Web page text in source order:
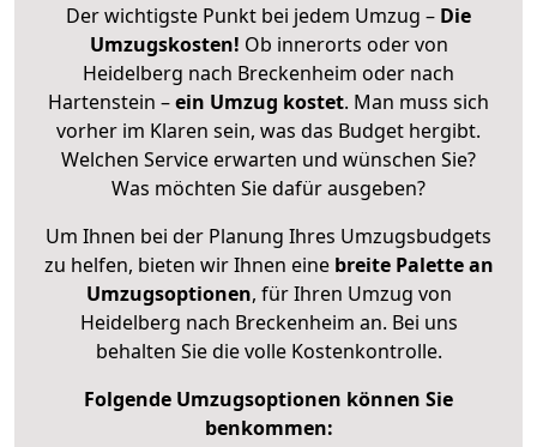
Der wichtigste Punkt bei jedem Umzug – Die
Umzugskosten! Ob innerorts oder von
Heidelberg nach Breckenheim oder nach
Hartenstein –ein Umzug kostet. Man muss sich
vorher im Klaren sein, was das Budget hergibt.
Welchen Service erwarten und wünschen Sie?
Was möchten Sie dafür ausgeben?
Um Ihnen bei der Planung Ihres Umzugsbudgets
zu helfen, bieten wir Ihnen eine breite Palette an
Umzugsoptionen, für Ihren Umzug von
Heidelberg nach Breckenheim an. Bei uns
behalten Sie die volle Kostenkontrolle.
Folgende Umzugsoptionen können Sie
benkommen: